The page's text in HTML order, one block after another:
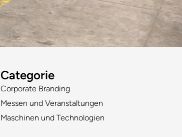
Categorie
Corporate Branding
Messen und Veranstaltungen
Maschinen und Technologien